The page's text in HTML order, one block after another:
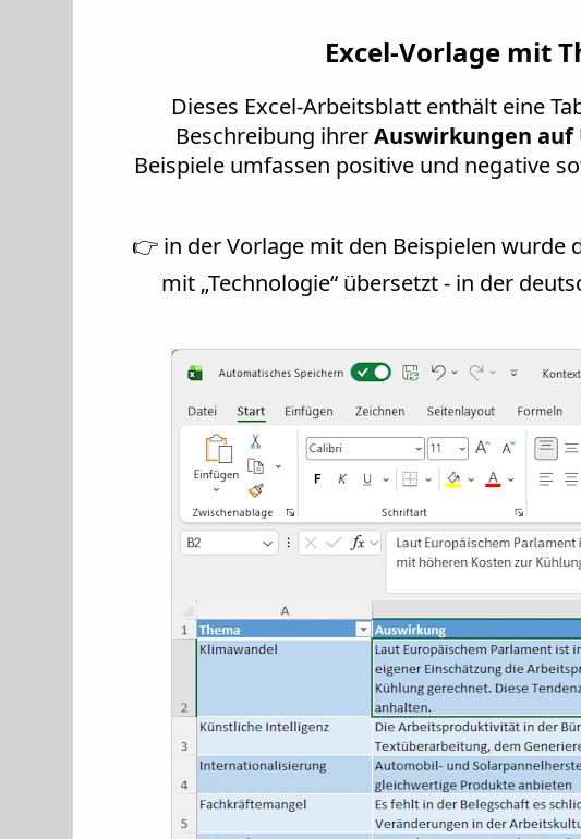
Excel-Vorlage mit
Dieses Excel-Arbeitsblatt enthält eine
Beschreibung ihrerAuswirkungen auf
Beispiele umfassen positive und negative
👉 in der Vorlage mit den Beispielen wurde
mit „Technologie“ übersetzt - in der